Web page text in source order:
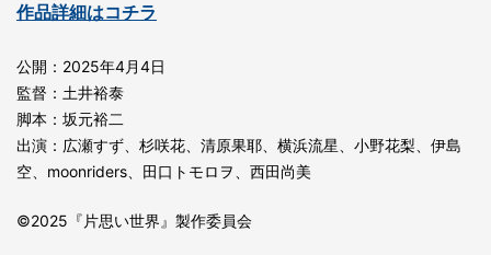
作品詳細はコチラ
公開：2025年4月4日
監督：土井裕泰
脚本：坂元裕二
出演：広瀬すず、杉咲花、清原果耶、横浜流星、小野花梨、伊島
空、moonriders、田口トモロヲ、西田尚美
©2025『片思い世界』製作委員会